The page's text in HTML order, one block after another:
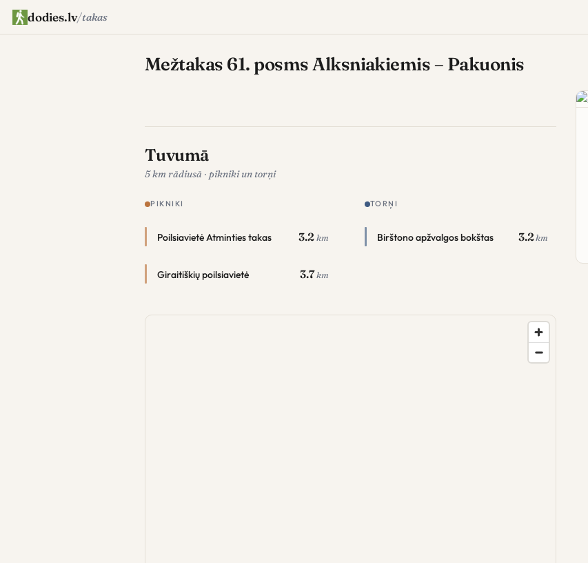
dodies.lv/takas
Mežtakas 61. posms Alksniakiemis – Pakuonis
Tuvumā
5 km rādiusā · pikniki un torņi
PIKNIKI
Poilsiavietė Atminties takas 3.2 km
Giraitiškių poilsiavietė 3.7 km
TORŅI
Birštono apžvalgos bokštas 3.2 km